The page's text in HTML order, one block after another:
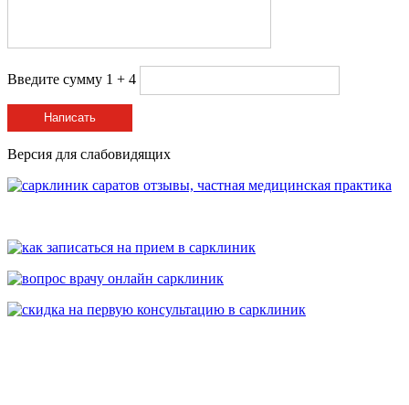
Введите сумму 1 + 4
Написать
Версия для слабовидящих